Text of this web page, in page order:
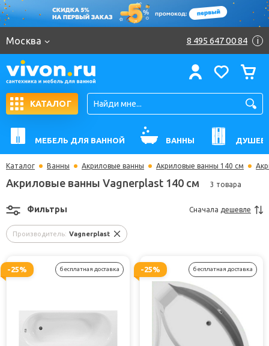
Москва 8 495 647 00 84 i
КАТАЛОГ
МЕБЕЛЬ ДЛЯ ВАННОЙ ВАННЫ
Каталог Ванны Акриловые ванны Акриловые ванны 140 см
Акриловые ванны Vagnerplast 140 см 3 товара
Производитель: Vagnerplast
Фильтры Сначала дешевле
-25% бесплатная доставка -25% бесплатная доставка